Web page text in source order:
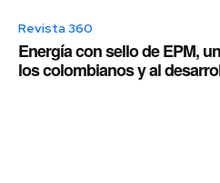
Revista 360
Energía con sello de EPM,
los colombianos y al